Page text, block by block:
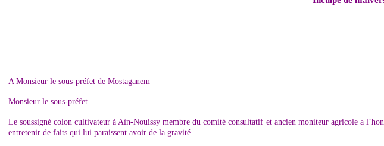
A Monsieur le sous-préfet de Mostaganem
Monsieur le sous-préfet
Le soussigné colon cultivateur à Aïn-Nouissy membre du comité consultatif et ancien moniteur agricole a
entretenir de faits qui lui paraissent avoir de la gravité.